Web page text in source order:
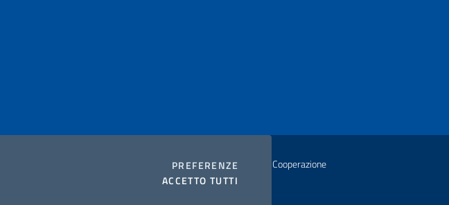
PREFERENZE COOKIES
ACCETTO TUTTI
2026 Copyright Ministero degli Affari Esteri e della Cooperazione